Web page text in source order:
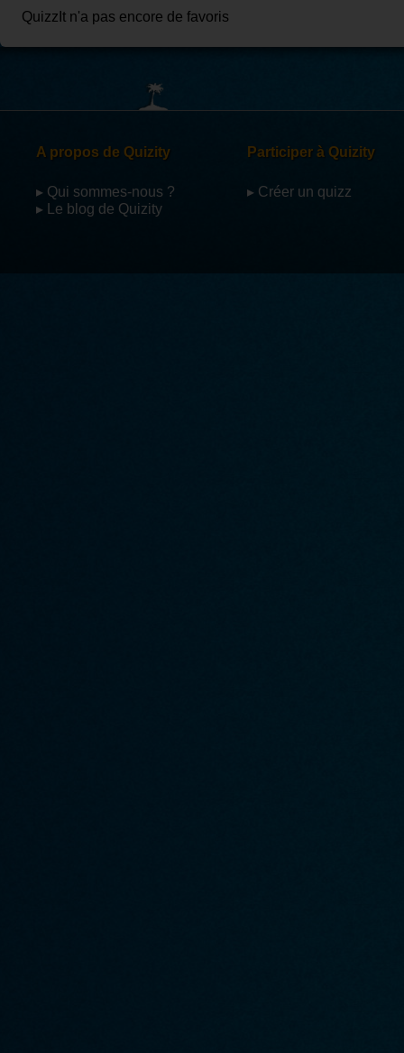
QuizzIt n'a pas encore de favoris
A propos de Quizity
▸ Qui sommes-nous ?
▸ Le blog de Quizity
Participer à Quizity
▸ Créer un quizz